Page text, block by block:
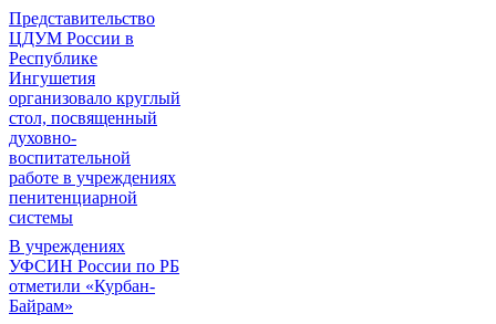
Представительство
ЦДУМ России в
Республике
Ингушетия
организовало круглый
стол, посвященный
духовно-
воспитательной
работе в учреждениях
пенитенциарной
системы
В учреждениях
УФСИН России по РБ
отметили «Курбан-
Байрам»